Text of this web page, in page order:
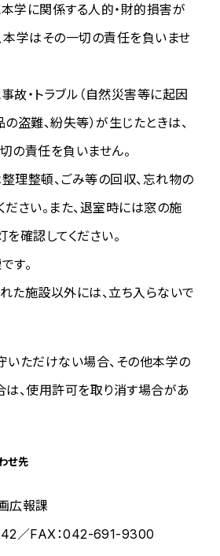
学に関係する人的・財的損害が
本学はその一切の責任を負いませ
故・トラブル（自然災害等に起因
盗難、紛失等）が生じたときは、
の責任を負いません。
理整頓、ごみ等の回収、忘れ物の
ださい。また、退室時には窓の施
を確認してください。
す。
た施設以外には、立ち入らないで
ただけない場合、その他本学の
、使用許可を取り消す場合があ
せ先
広報課
／FAX：042-691-9300